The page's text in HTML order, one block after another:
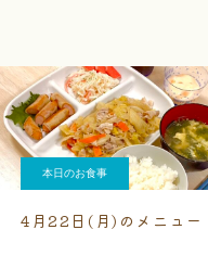
本日のお食事
4月22日(月)のメニュー